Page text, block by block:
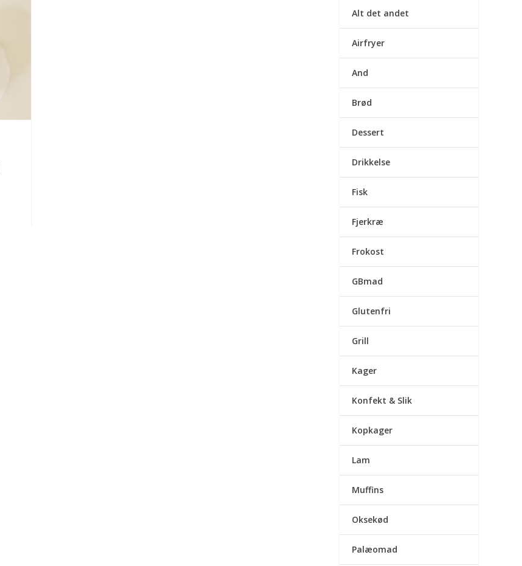
Alt det andet
Airfryer
And
Brød
Dessert
Drikkelse
Fisk
Fjerkræ
Frokost
GBmad
Glutenfri
Grill
Kager
Konfekt & Slik
Kopkager
Lam
Muffins
Oksekød
Palæomad